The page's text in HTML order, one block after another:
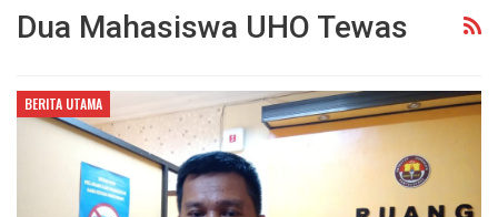
Dua Mahasiswa UHO Tewas
BERITA UTAMA